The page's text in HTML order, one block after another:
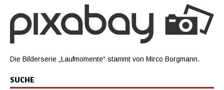
Die Bilderserie „Laufmomente“ stammt von Mirco Borgmann.
SUCHE